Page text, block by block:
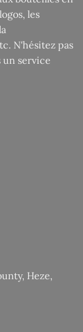
les
N'hésitez pas
un service
Heze,